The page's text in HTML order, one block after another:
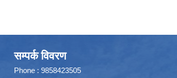
सम्पर्क विवरण
Phone : 9858423505